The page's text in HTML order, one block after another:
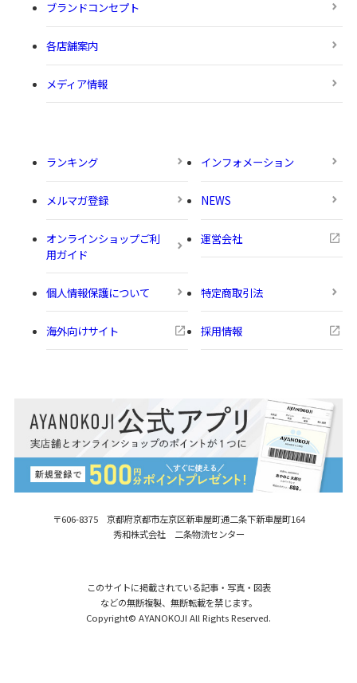
〒606-8375 京都府京都市左京区新車屋町通二条下新車屋町164
秀和株式会社 二条物流センター
ブランドコンセプト
各店舗案内
メディア情報
ランキング インフォメーション
メルマガ登録 NEWS
オンラインショップご利
用ガイド
運営会社
個人情報保護について 特定商取引法
海外向けサイト 採用情報
このサイトに掲載されている記事・写真・図表
などの無断複製、無断転載を禁じます。
Copyright© AYANOKOJI All Rights Reserved.